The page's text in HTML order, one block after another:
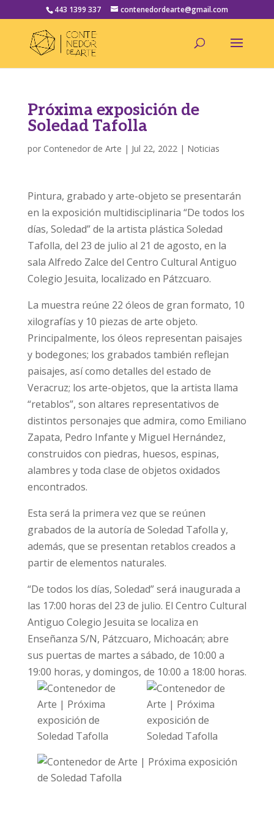
443 1399 337 contenedordearte@gmail.com
Próxima exposición de
Soledad Tafolla
por Contenedor de Arte | Jul 22, 2022| Noticias
Pintura, grabado y arte-objeto se presentarán
en la exposición multidisciplinaria “De todos los
días, Soledad” de la artista plástica Soledad
Tafolla, del 23 de julio al 21 de agosto, en la
sala Alfredo Zalce del Centro Cultural Antiguo
Colegio Jesuita, localizado en Pátzcuaro.
La muestra reúne 22 óleos de gran formato, 10
xilografías y 10 piezas de arte objeto.
Principalmente, los óleos representan paisajes
y bodegones; los grabados también reflejan
paisajes, así como detalles del estado de
Veracruz; los arte-objetos, que la artista llama
“retablos”, son altares representativos de
distintos personajes que admira, como Emiliano
Zapata, Pedro Infante y Miguel Hernández,
construidos con piedras, huesos, espinas,
alambres y toda clase de objetos oxidados
encontrados.
Esta será la primera vez que se reúnen
grabados de la autoría de Soledad Tafolla y,
además, que se presentan retablos creados a
partir de elementos naturales.
“De todos los días, Soledad” será inaugurada a
las 17:00 horas del 23 de julio. El Centro Cultural
Antiguo Colegio Jesuita se localiza en
Enseñanza S/N, Pátzcuaro, Michoacán; abre
sus puertas de martes a sábado, de 10:00 a
19:00 horas, y domingos, de 10:00 a 18:00 horas.